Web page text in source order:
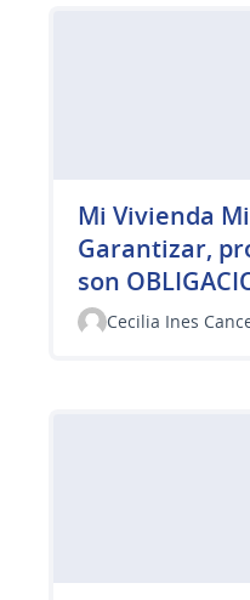
Mi Vivienda
Garantizar,
son
Cecilia Ines